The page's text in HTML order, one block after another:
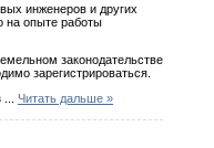
инженеров и других
на опыте работы
законодательстве
зарегистрироваться.
Читать дальше »